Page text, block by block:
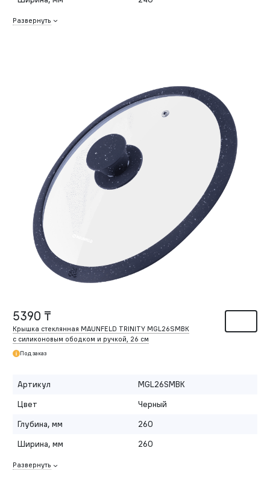
Развернуть
5390 ₸
Крышка стеклянная MAUNFELD TRINITY MGL26SMBK
с силиконовым ободком и ручкой, 26 см
Под заказ
Артикул
MGL26SMBK
Цвет
Черный
Глубина, мм
260
Ширина, мм
260
Развернуть